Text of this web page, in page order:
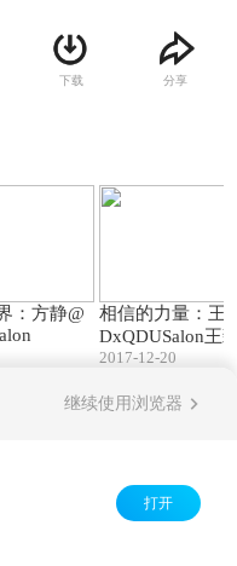
下载 分享
：方静@
相信的力量：王
DxQDUSalon王
2017-12-20
继续使用浏览器
打开